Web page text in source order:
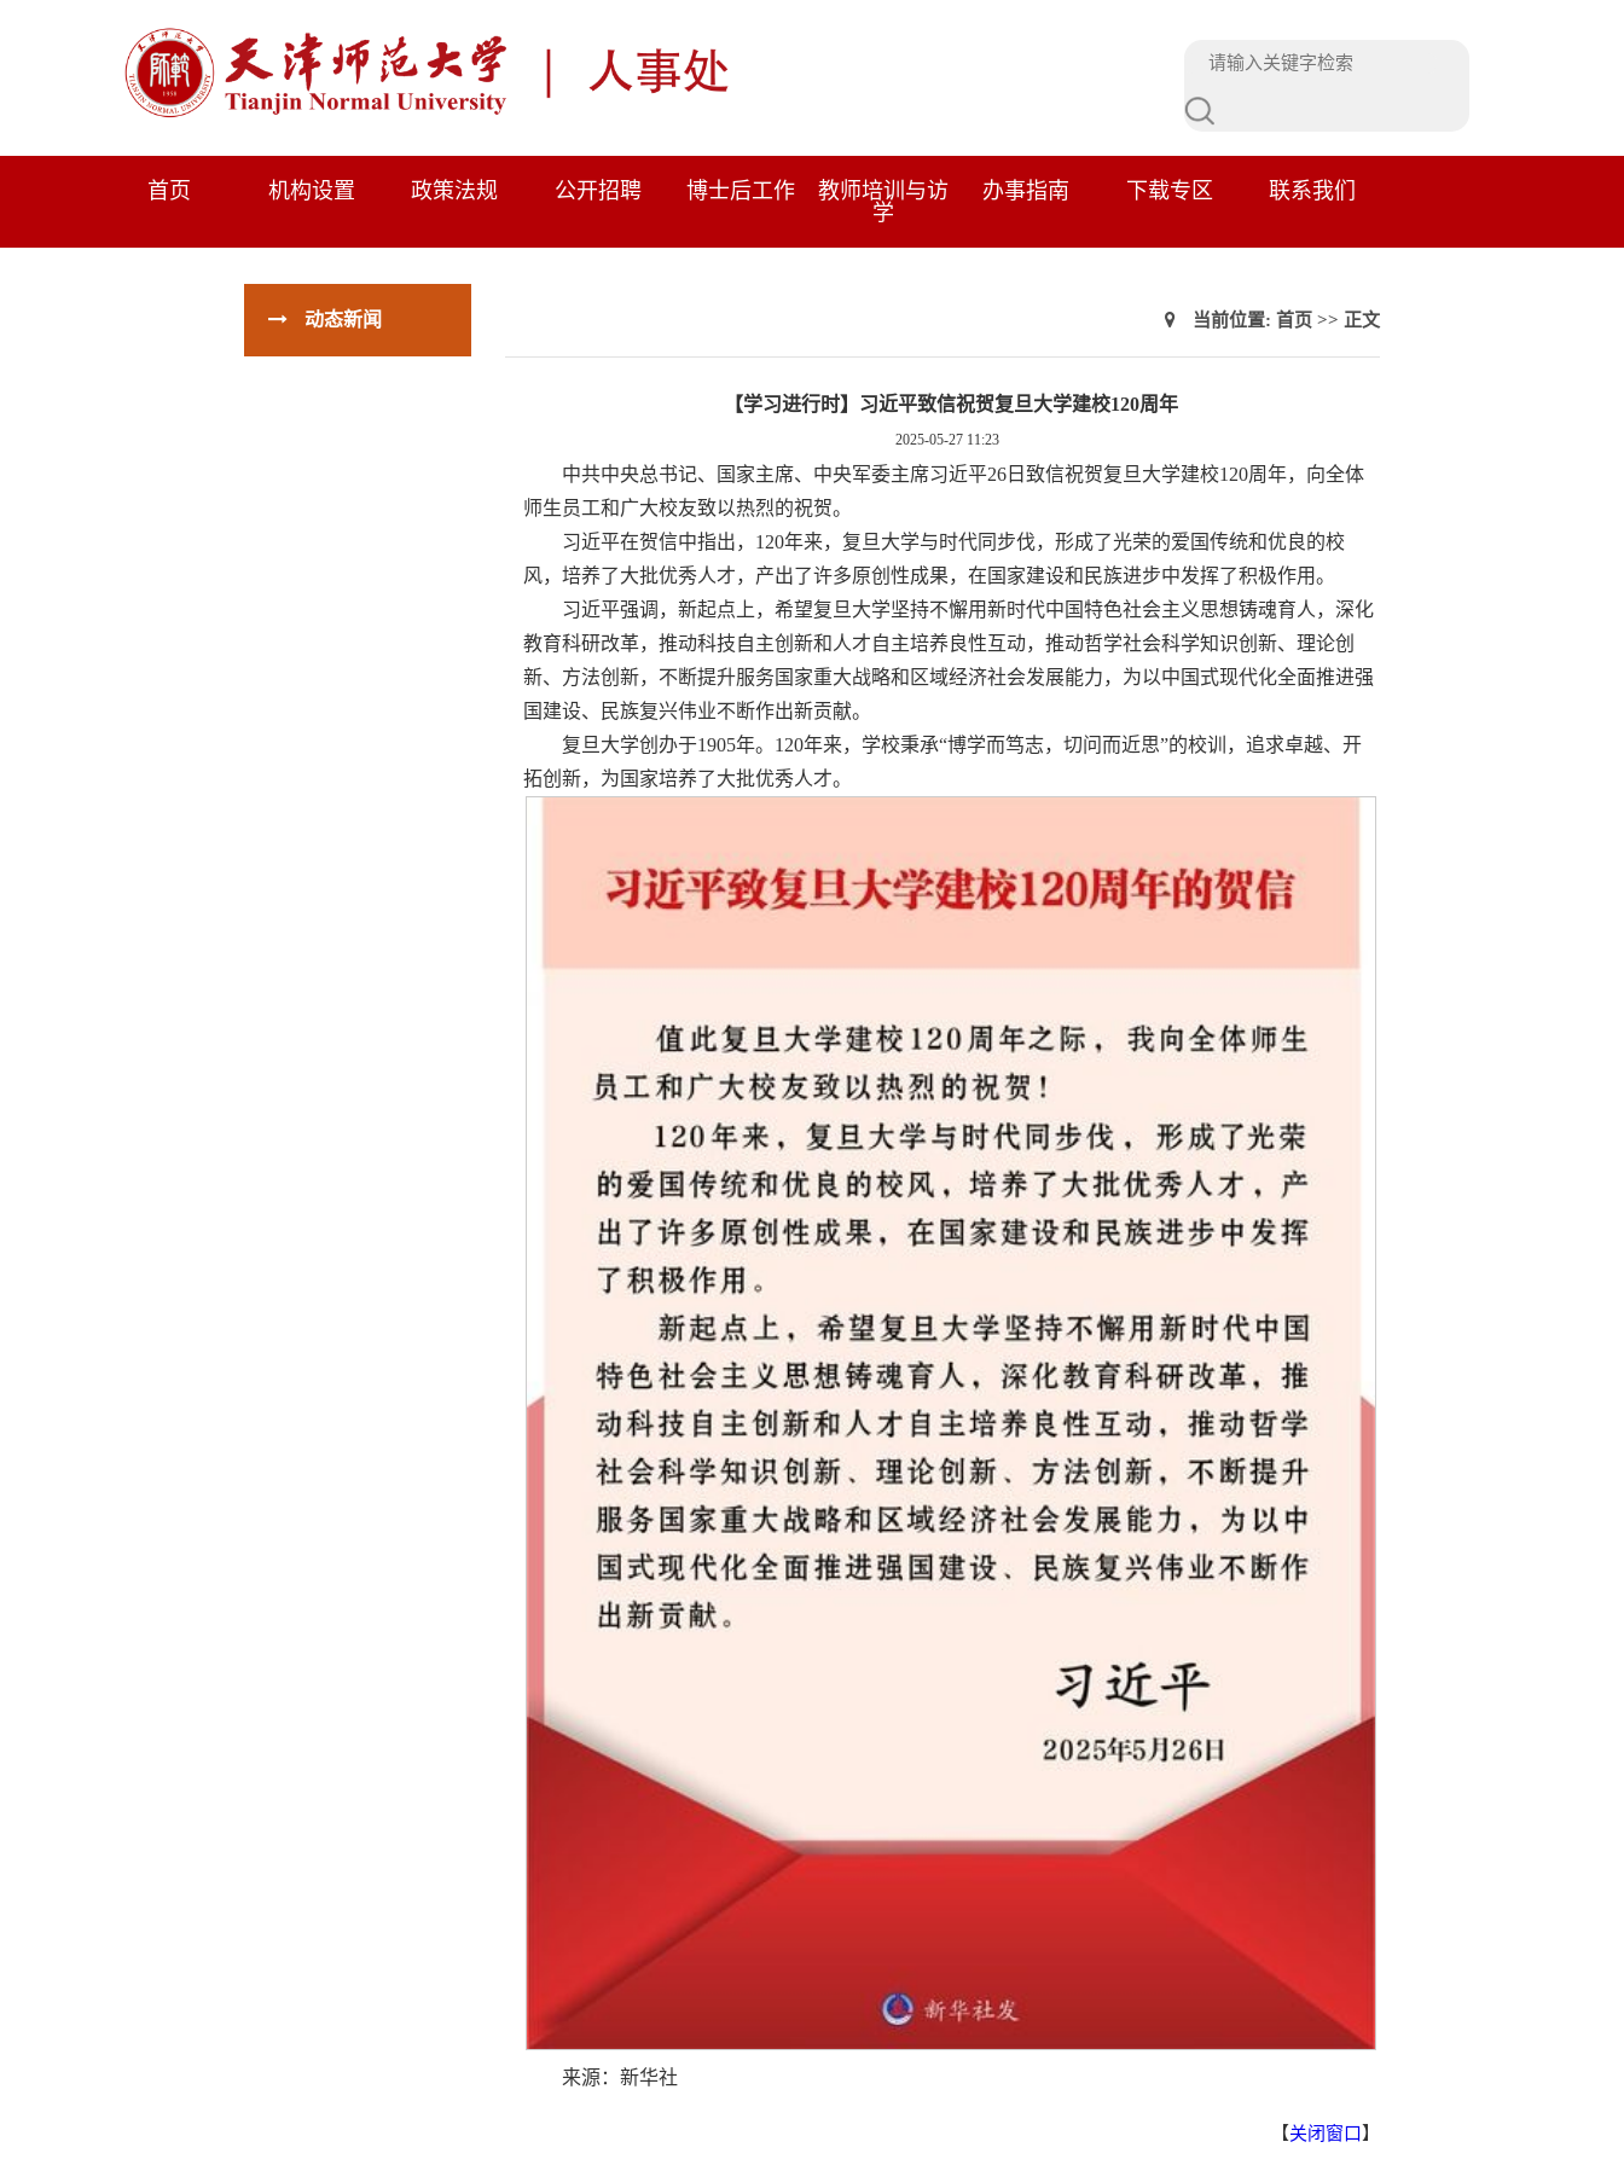
首页 机构设置 政策法规 公开招聘 博士后工作
教师培训与访
学
办事指南 下载专区 联系我们
动态新闻 当前位置:首页 >> 正文
【学习进行时】习近平致信祝贺复旦大学建校120周年
2025-05-27 11:23
中共中央总书记、国家主席、中央军委主席习近平26日致信祝贺复旦大学建校120周年，向全体
师生员工和广大校友致以热烈的祝贺。
习近平在贺信中指出，120年来，复旦大学与时代同步伐，形成了光荣的爱国传统和优良的校
风，培养了大批优秀人才，产出了许多原创性成果，在国家建设和民族进步中发挥了积极作用。
习近平强调，新起点上，希望复旦大学坚持不懈用新时代中国特色社会主义思想铸魂育人，深化
教育科研改革，推动科技自主创新和人才自主培养良性互动，推动哲学社会科学知识创新、理论创
新、方法创新，不断提升服务国家重大战略和区域经济社会发展能力，为以中国式现代化全面推进强
国建设、民族复兴伟业不断作出新贡献。
复旦大学创办于1905年。120年来，学校秉承“博学而笃志，切问而近思”的校训，追求卓越、开
拓创新，为国家培养了大批优秀人才。
来源：新华社
【关闭窗口 】